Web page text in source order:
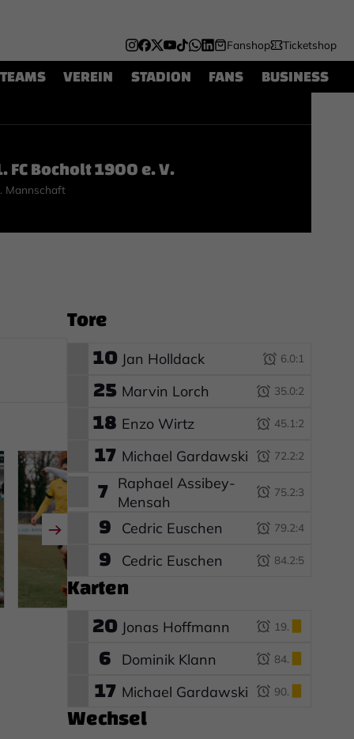
Fanshop Ticketshop
TEAMS VEREIN STADION FANS BUSINESS
FC Bocholt 1900 e. V.
Mannschaft
Tore
10 Jan Holldack 6. 0:1
25 Marvin Lorch 35. 0:2
18 Enzo Wirtz 45. 1:2
17 Michael Gardawski 72. 2:2
7 Raphael Assibey-
Mensah
75. 2:3
9 Cedric Euschen 79. 2:4
9 Cedric Euschen 84. 2:5
Karten
20 Jonas Hoffmann 19.
6 Dominik Klann 84.
17 Michael Gardawski 90.
Wechsel